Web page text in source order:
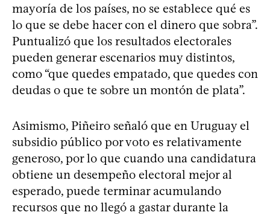
mayoría de los países, no se establece qué es
lo que se debe hacer con el dinero que sobra”.
Puntualizó que los resultados electorales
pueden generar escenarios muy distintos,
como “que quedes empatado, que quedes con
deudas o que te sobre un montón de plata”.
Asimismo, Piñeiro señaló que en Uruguay el
subsidio público por voto es relativamente
generoso, por lo que cuando una candidatura
obtiene un desempeño electoral mejor al
esperado, puede terminar acumulando
recursos que no llegó a gastar durante la